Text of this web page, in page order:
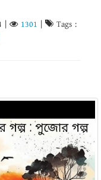
| 1301 | Tags :